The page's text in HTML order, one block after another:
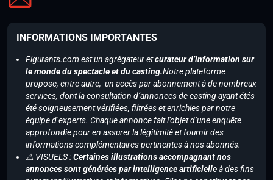
INFORMATIONS IMPORTANTES
Figurants.com est un agrégateur etcurateur d’information sur
le monde du spectacle et du casting.Notre plateforme
propose, entre autre, un accès par abonnement à de nombreux
services, dont la consultation d’annonces de casting ayant étés
été soigneusement vérifiées, filtrées et enrichies par notre
équipe d’experts. Chaque annonce fait l’objet d’une enquête
approfondie pour en assurer la légitimité et fournir des
informations complémentaires pertinentes à nos abonnés.
⚠️ VISUELS :Certaines illustrations accompagnant nos
annonces sont générées par intelligence artificielleà des fins